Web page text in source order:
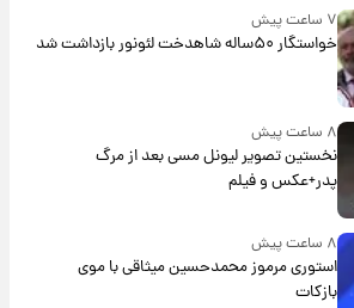
۷ ساعت پیش
خواستگار ۵۰ساله شاهدخت لئونور بازداشت شد
نخستین تصویر لیونل مسی بعد از مرگ
پدر+عکس و فیلم
۸ ساعت پیش
استوری مرموز محمدحسین میثاقی با موی
بازکات